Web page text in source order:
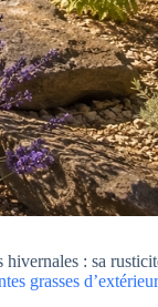
: sa
grasses d’extérieur